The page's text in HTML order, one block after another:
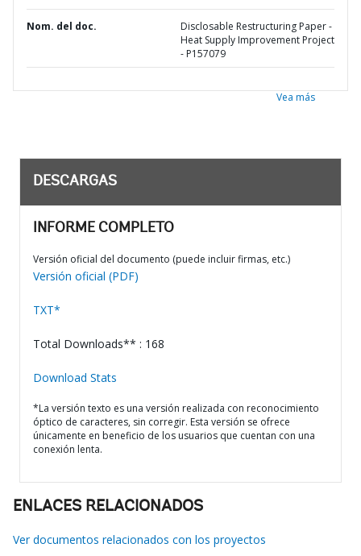
Nom. del doc.
Disclosable Restructuring Paper -
Heat Supply Improvement Project
- P157079
Vea más
DESCARGAS
INFORME COMPLETO
Versión oficial del documento (puede incluir firmas, etc.)
Versión oficial (PDF)
TXT*
Total Downloads** : 168
Download Stats
*La versión texto es una versión realizada con reconocimiento
óptico de caracteres, sin corregir. Esta versión se ofrece
únicamente en beneficio de los usuarios que cuentan con una
conexión lenta.
ENLACES RELACIONADOS
Ver documentos relacionados con los proyectos